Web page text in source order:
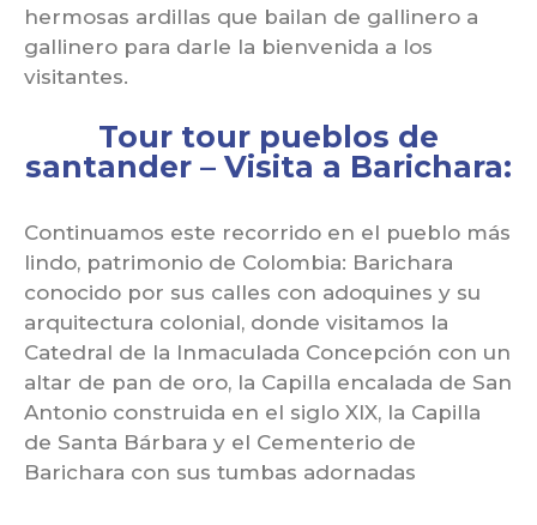
hermosas ardillas que bailan de gallinero a
gallinero para darle la bienvenida a los
visitantes.
Tour tour pueblos de
santander – Visita a Barichara:
Continuamos este recorrido en el pueblo más
lindo, patrimonio de Colombia: Barichara
conocido por sus calles con adoquines y su
arquitectura colonial, donde visitamos la
Catedral de la Inmaculada Concepción con un
altar de pan de oro, la Capilla encalada de San
Antonio construida en el siglo XIX, la Capilla
de Santa Bárbara y el Cementerio de
Barichara con sus tumbas adornadas